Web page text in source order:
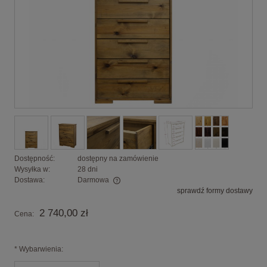
Dostępność:
dostępny na zamówienie
Wysyłka w:
28 dni
Dostawa:
Darmowa
Cena nie zawiera ewentualnych kosztów płatnościsprawdź formy dostawy
Cena: 2 740,00 zł
* Wybarwienia: